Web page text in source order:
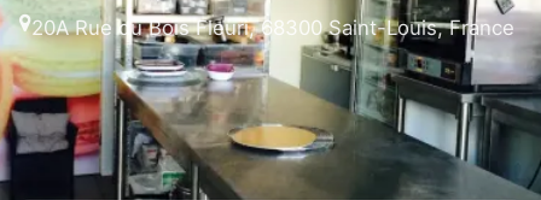
20A Rue du Bois Fleuri, 68300 Saint-Louis, France